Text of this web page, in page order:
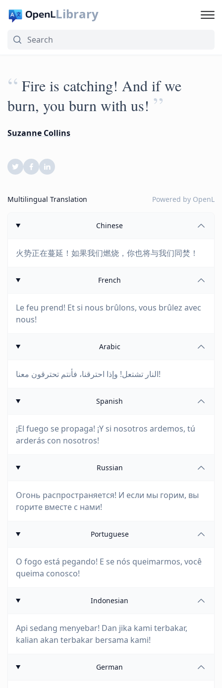
Library
“ Fire is catching! And if we
burn, you burn with us! ”
Suzanne Collins
Multilingual Translation Powered by OpenL
Chinese
火势正在蔓延！如果我们燃烧，你也将与我们同焚！
French
Le feu prend! Et si nous brûlons, vous brûlez avec
nous!
Arabic
النار تشتعل! وإذا احترقنا، فأنتم تحترقون معنا!
Spanish
¡El fuego se propaga! ¡Y si nosotros ardemos, tú
arderás con nosotros!
Russian
Огонь распространяется! И если мы горим, вы
горите вместе с нами!
Portuguese
O fogo está pegando! E se nós queimarmos, você
queima conosco!
Indonesian
Api sedang menyebar! Dan jika kami terbakar,
kalian akan terbakar bersama kami!
German